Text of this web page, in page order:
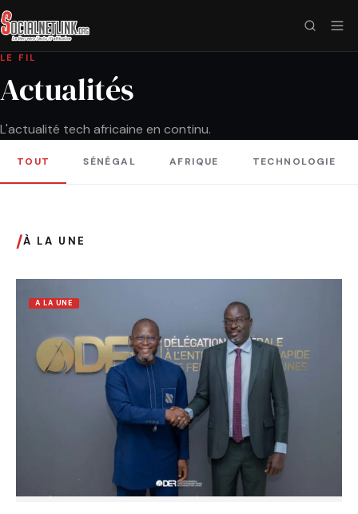
LE FIL
Actualités
L'actualité tech africaine en continu.
TOUT SÉNÉGAL AFRIQUE TECHNOLOGIE
/À LA UNE
A LA UNE